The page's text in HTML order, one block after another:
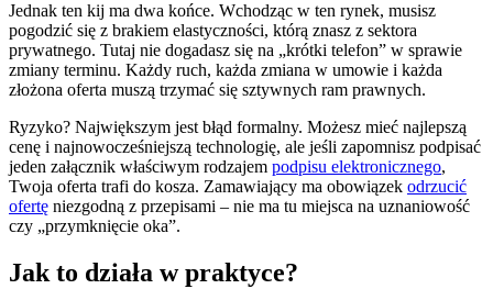
Jednak ten kij ma dwa końce. Wchodząc w ten rynek, musisz
pogodzić się z brakiem elastyczności, którą znasz z sektora
prywatnego. Tutaj nie dogadasz się na „krótki telefon” w sprawie
zmiany terminu. Każdy ruch, każda zmiana w umowie i każda
złożona oferta muszą trzymać się sztywnych ram prawnych.
Ryzyko? Największym jest błąd formalny. Możesz mieć najlepszą
cenę i najnowocześniejszą technologię, ale jeśli zapomnisz podpisać
jeden załącznik właściwym rodzajem podpisu elektronicznego,
Twoja oferta trafi do kosza. Zamawiający ma obowiązek odrzucić
ofertę niezgodną z przepisami – nie ma tu miejsca na uznaniowość
czy „przymknięcie oka”.
Jak to działa w praktyce?